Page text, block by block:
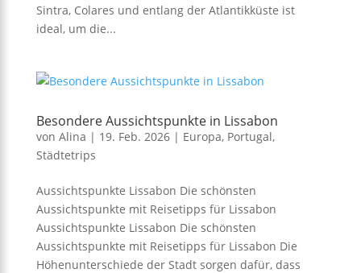
Sintra, Colares und entlang der Atlantikküste ist
ideal, um die...
Besondere Aussichtspunkte in Lissabon
von Alina | 19. Feb. 2026| Europa, Portugal,
Städtetrips
Aussichtspunkte Lissabon Die schönsten
Aussichtspunkte mit Reisetipps für Lissabon
Aussichtspunkte Lissabon Die schönsten
Aussichtspunkte mit Reisetipps für Lissabon Die
Höhenunterschiede der Stadt sorgen dafür, dass